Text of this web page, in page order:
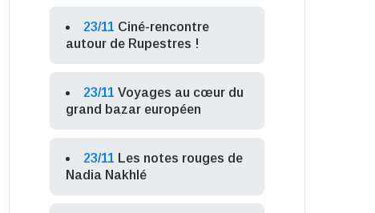
23/11 Ciné-rencontre
autour de Rupestres !
23/11 Voyages au cœur du
grand bazar européen
23/11 Les notes rouges de
Nadia Nakhlé